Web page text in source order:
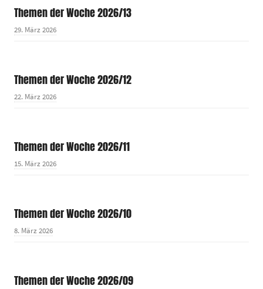
Themen der Woche 2026/13
29. März 2026
Themen der Woche 2026/12
22. März 2026
Themen der Woche 2026/11
15. März 2026
Themen der Woche 2026/10
8. März 2026
Themen der Woche 2026/09